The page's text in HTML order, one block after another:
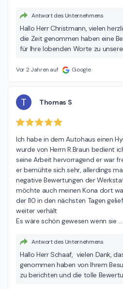
Antwort des Unternehmens
Hallo Herr Christmann, vielen
die Zeit genommen haben eine
für Ihre lobenden Worte zu
allzeit gute Fahrt! Viele Grüße, Ihr
Vor 2 Jahren auf Google
T Thomas S
Ich habe in dem Autohaus einen
wurde von Herrn R.Braun bedient
seine Arbeit hervorragend er war
er bemühte sich sehr, allerdings
negative Bewertungen der
möchte auch meinen Kona dort
der I10 in den nächsten Tagen
weiter verhält
Es wäre schön gewesen wenn sie …
Antwort des Unternehmens
Hallo Herr Schaaf, vielen Dank,
genommen haben von Ihrem
zu berichten und die tolle